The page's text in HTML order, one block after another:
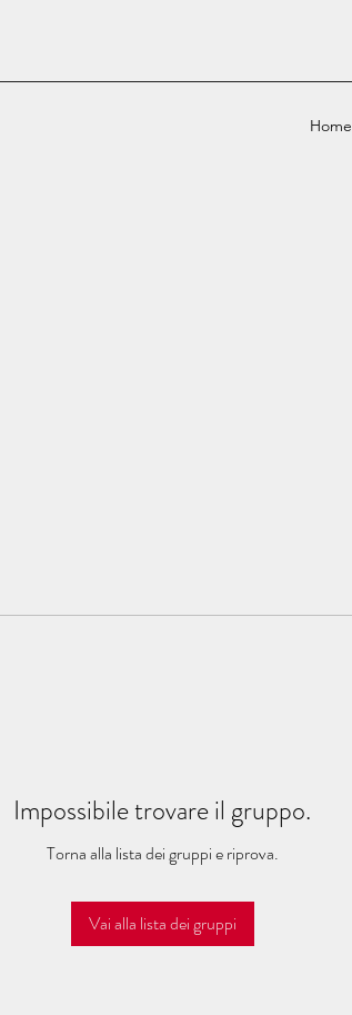
Home
Impossibile trovare il gruppo.
Torna alla lista dei gruppi e riprova.
Vai alla lista dei gruppi